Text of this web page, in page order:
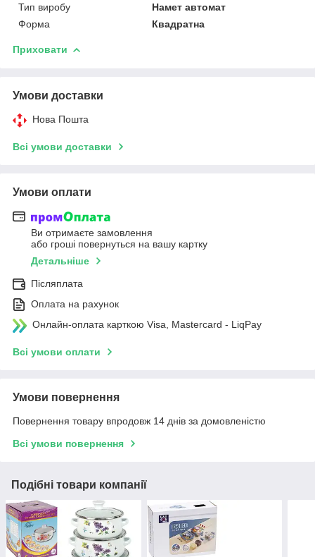
Тип виробу
Намет автомат
Форма
Квадратна
Приховати
Умови доставки
Нова Пошта
Всі умови доставки
Умови оплати
Ви отримаєте замовлення
або гроші повернуться на вашу картку
Детальніше
Післяплата
Оплата на рахунок
Онлайн-оплата карткою Visa, Mastercard - LiqPay
Всі умови оплати
Умови повернення
Повернення товару впродовж 14 днів за домовленістю
Всі умови повернення
Подібні товари компанії